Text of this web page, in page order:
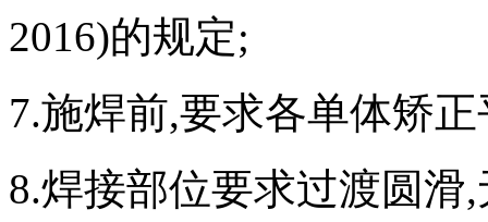
2016)的规定;
7.施焊前,要求各单体矫
8.焊接部位要求过渡圆滑